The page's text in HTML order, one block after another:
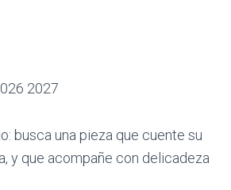
busca una pieza que cuente su
y que acompañe con delicadeza